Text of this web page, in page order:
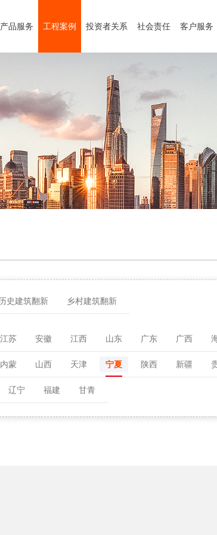
产品服务 工程案例 投资者关系 社会责任 客户服务
历史建筑翻新 乡村建筑翻新
江苏 安徽 江西 山东 广东 广西
内蒙 山西 天津 宁夏 陕西 新疆
辽宁 福建 甘青